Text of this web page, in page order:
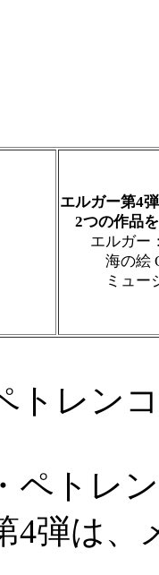
エルガー第4
2つの作品
エルガー
海の絵
ミュージ
レン
トレン
弾は、